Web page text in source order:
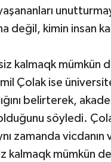
değil, kimin insan
kalmaqk mümkün
Çolak ise
belirterek,
söyledi.
zamanda vicdanın
kalmaqk mümkün